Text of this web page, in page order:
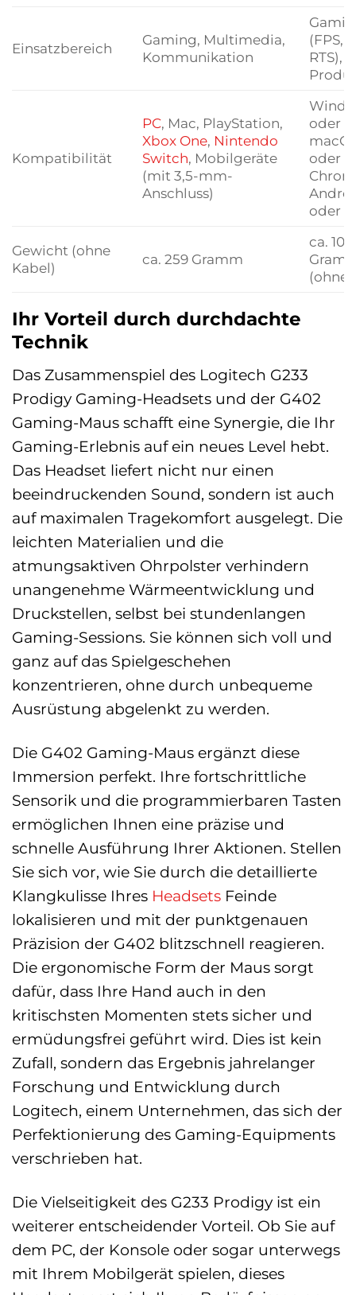
Einsatzbereich
Gaming, Multimedia,
Kommunikation
(FPS,
RTS),
Kompatibilität
PC, Mac, PlayStation,
Xbox One, Nintendo
Switch, Mobilgeräte
(mit 3,5-mm-
Anschluss)
oder
oder
oder
Gewicht (ohne
Kabel)
ca. 259 Gramm
ca. 109
(ohne
Ihr Vorteil durch durchdachte
Technik
Das Zusammenspiel des Logitech G233
Prodigy Gaming-Headsets und der G402
Gaming-Maus schafft eine Synergie, die Ihr
Gaming-Erlebnis auf ein neues Level hebt.
Das Headset liefert nicht nur einen
beeindruckenden Sound, sondern ist auch
auf maximalen Tragekomfort ausgelegt. Die
leichten Materialien und die
atmungsaktiven Ohrpolster verhindern
unangenehme Wärmeentwicklung und
Druckstellen, selbst bei stundenlangen
Gaming-Sessions. Sie können sich voll und
ganz auf das Spielgeschehen
konzentrieren, ohne durch unbequeme
Ausrüstung abgelenkt zu werden.
Die G402 Gaming-Maus ergänzt diese
Immersion perfekt. Ihre fortschrittliche
Sensorik und die programmierbaren Tasten
ermöglichen Ihnen eine präzise und
schnelle Ausführung Ihrer Aktionen. Stellen
Sie sich vor, wie Sie durch die detaillierte
Klangkulisse Ihres Headsets Feinde
lokalisieren und mit der punktgenauen
Präzision der G402 blitzschnell reagieren.
Die ergonomische Form der Maus sorgt
dafür, dass Ihre Hand auch in den
kritischsten Momenten stets sicher und
ermüdungsfrei geführt wird. Dies ist kein
Zufall, sondern das Ergebnis jahrelanger
Forschung und Entwicklung durch
Logitech, einem Unternehmen, das sich der
Perfektionierung des Gaming-Equipments
verschrieben hat.
Die Vielseitigkeit des G233 Prodigy ist ein
weiterer entscheidender Vorteil. Ob Sie auf
dem PC, der Konsole oder sogar unterwegs
mit Ihrem Mobilgerät spielen, dieses